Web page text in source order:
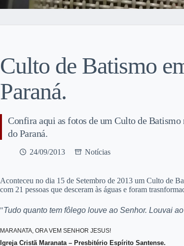
Culto de Batismo
Paraná.
Confira aqui as fotos de um Culto de
do Paraná.
24/09/2013 Notícias
Aconteceu no dia 15 de Setembro de 2013 um Culto de
com 21 pessoas que desceram às águas e foram
"Tudo quanto tem fôlego louve ao Senhor. Louvai
MARANATA, ORA VEM SENHOR JESUS!
Igreja Cristã Maranata – Presbitério Espírito Santense.